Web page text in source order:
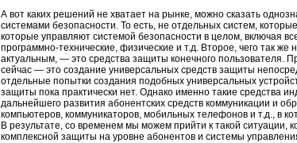
А вот каких решений не хватает на рынке, можно сказать
системами безопасности. То есть, не отдельных систем,
которые управляют системой безопасности в целом, включая
программно-технические, физические и т.д. Второе, чего так же
актуальным, — это средства защиты конечного пользователя.
сейчас — это создание универсальных средств защиты
отдельные попытки создания подобных универсальных
защиты пока практически нет. Однако именно такие средства
дальнейшего развития абонентских средств коммуникации и
компьютеров, коммуникаторов, мобильных телефонов и т.д., в
В результате, со временем мы можем прийти к такой ситуации,
комплексной защиты на уровне абонентов и системы